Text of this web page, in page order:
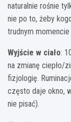
naturalnie rośnie
nie po to, żeby
trudnym
Wyjście w ciało:
na zmianę ciepło/
fizjologię.
często daje okno,
nie pisać).